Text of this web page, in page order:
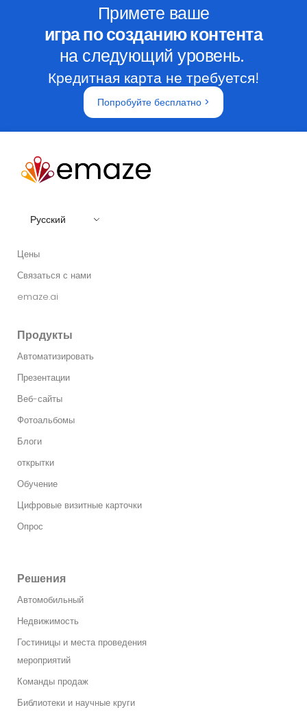
Примете ваше
игра по созданию контента
на следующий уровень.
Кредитная карта не требуется!
Попробуйте бесплатно >
Русский
Цены
Связаться с нами
emaze.ai
Продукты
Автоматизировать
Презентации
Веб-сайты
Фотоальбомы
Блоги
открытки
Обучение
Цифровые визитные карточки
Опрос
Решения
Автомобильный
Недвижимость​
Гостиницы и места проведения
мероприятий
Команды продаж
Библиотеки и научные круги